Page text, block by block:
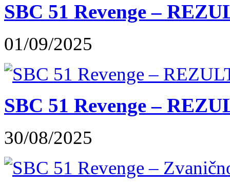
SBC 51 Revenge –
01/09/2025
SBC 51 Revenge –
30/08/2025